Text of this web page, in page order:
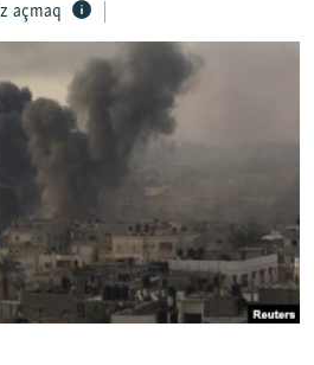
STANDARTLARIMIZ
açmaq